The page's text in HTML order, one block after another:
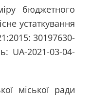
бюджетного
устаткування
30197630-
UA-2021-03-04-
міської ради